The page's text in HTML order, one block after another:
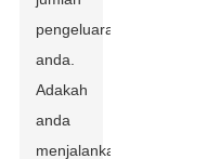
pengeluaran
anda.
Adakah
anda
menjalankan